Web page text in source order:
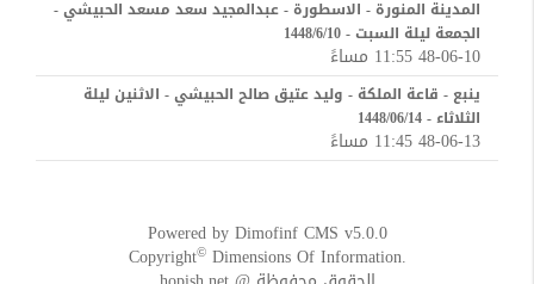
المدينة المنورة - الاسطورة - عبدالمجيد سعد مسعد الحبيشي -
الجمعة ليلة السبت - 1448/6/10
48-06-10 11:55 مساءً
ينبع - قاعة الملكة - وليد عتيق صالح الحبيشي - الاثنين ليلة
الثلاثاء - 1448/06/14
48-06-13 11:45 مساءً
Powered byDimofinf CMS v5.0.0
Copyright©Dimensions Of Information.